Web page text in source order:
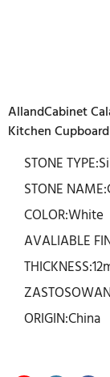
AllandCabinet
Kitchen Cupboard
STONE
STONE
COLOR:White
AVALIABLE
ORIGIN:China